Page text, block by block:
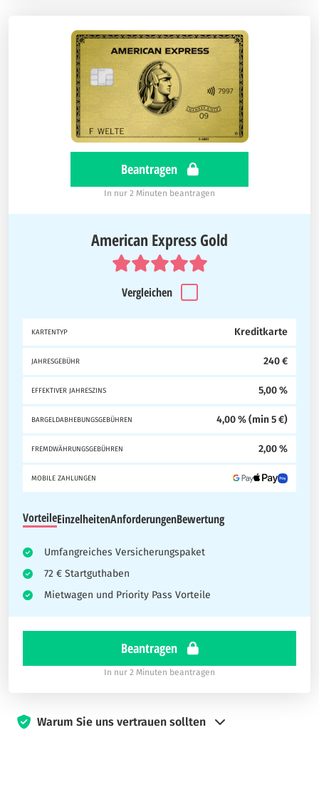
Beantragen
In nur 2 Minuten beantragen
American Express Gold
Vergleichen
KARTENTYP Kreditkarte
JAHRESGEBÜHR 240 €
EFFEKTIVER JAHRESZINS 5,00 %
BARGELDABHEBUNGSGEBÜHREN 4,00 % (min 5 €)
FREMDWÄHRUNGSGEBÜHREN 2,00 %
MOBILE ZAHLUNGEN
VorteileEinzelheitenAnforderungenBewertung
Umfangreiches Versicherungspaket
72 € Startguthaben
Mietwagen und Priority Pass Vorteile
Beantragen
In nur 2 Minuten beantragen
Warum Sie uns vertrauen sollten